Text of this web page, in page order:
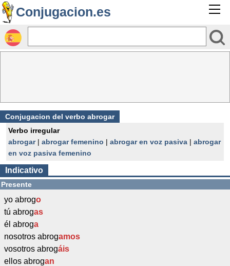
Conjugacion.es
Conjugacion del verbo abrogar
Verbo irregular
abrogar| abrogar femenino | abrogar en voz pasiva | abrogar
en voz pasiva femenino
Indicativo
Presente
yo abrogo
tú abrogas
él abroga
nosotros abrogamos
vosotros abrogáis
ellos abrogan